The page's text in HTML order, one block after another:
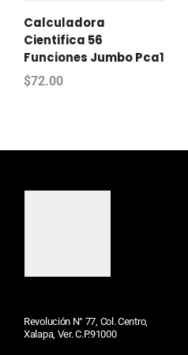
Calculadora
Cientifica 56
Funciones Jumbo Pca1
$72.00
Revolución N° 77, Col. Centro,
Xalapa, Ver. C.P.91000